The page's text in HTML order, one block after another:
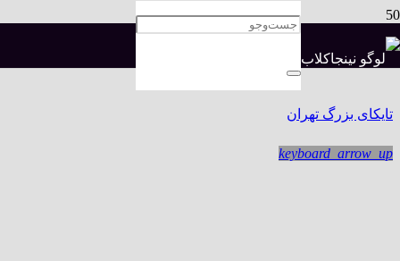
تایکای بزرگ تهران در نینجاکلاب
تایکای بزرگ تهران
keyboard_arrow_up